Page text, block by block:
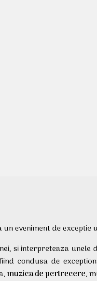
eveniment de
si interpreteaza unele
fiind condusa de
muzica de pertrecere,